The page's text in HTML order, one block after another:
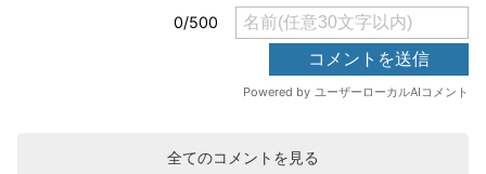
全てのコメントを見る